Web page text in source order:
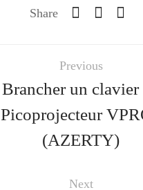
Share
Previous
Brancher un clavier
Picoprojecteur
(AZERTY)
Next